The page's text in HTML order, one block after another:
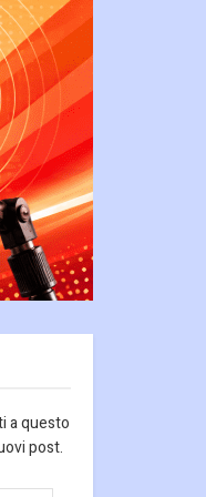
a questo
post.